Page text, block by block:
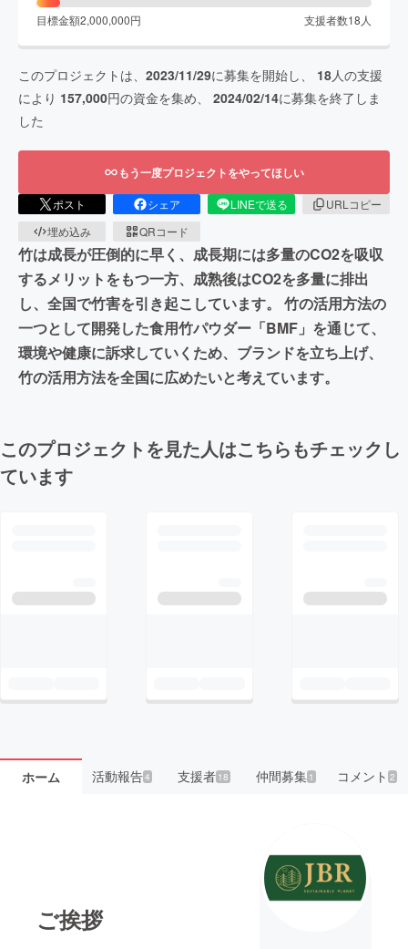
目標金額2,000,000円 支援者数18 人
このプロジェクトは、 2023/11/29に募集を開始し、 18人の支援
により 157,000円の資金を集め、 2024/02/14に募集を終了しま
した
もう一度プロジェクトをやってほしい
ポスト シェア LINEで送る
URLコピー
埋め込み
QRコード
竹は成長が圧倒的に早く、成長期には多量のCO2を吸収
するメリットをもつ一方、成熟後はCO2を多量に排出
し、全国で竹害を引き起こしています。 竹の活用方法の
一つとして開発した食用竹パウダー「BMF」を通じて、
環境や健康に訴求していくため、ブランドを立ち上げ、
竹の活用方法を全国に広めたいと考えています。
このプロジェクトを見た人はこちらもチェックし
ています
ホーム 活動報告4 支援者 18 仲間募集 1 コメント 2
ご挨拶